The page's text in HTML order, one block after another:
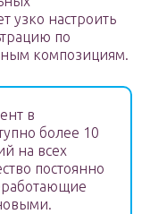
узко настроить
по
композициям.
в
более 10
на всех
постоянно